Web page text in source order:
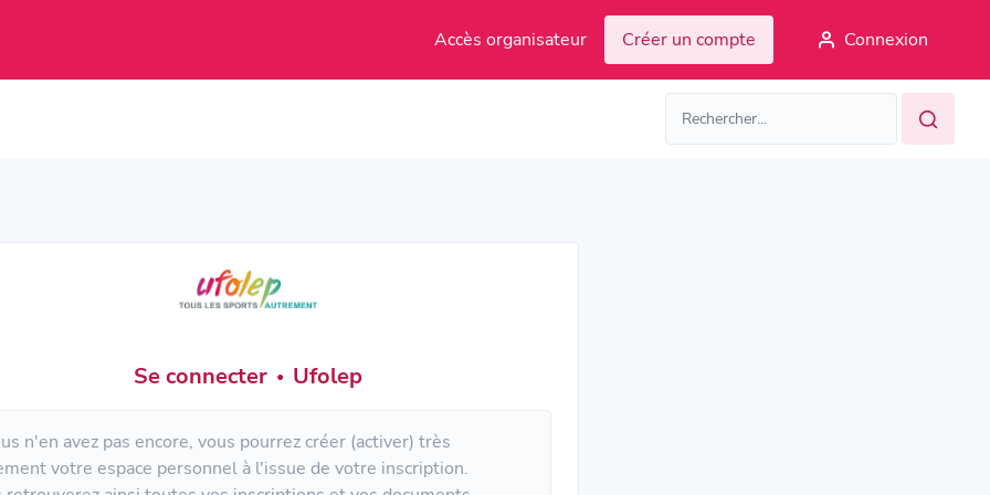
Accès organisateur Créer un compte Connexion
Se connecter • Ufolep
n'en avez pas encore, vous pourrez créer (activer) très
votre espace personnel à l'issue de votre inscription.